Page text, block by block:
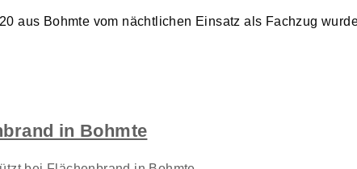
aus Bohmte vom nächtlichen Einsatz als Fachzug
in Bohmte